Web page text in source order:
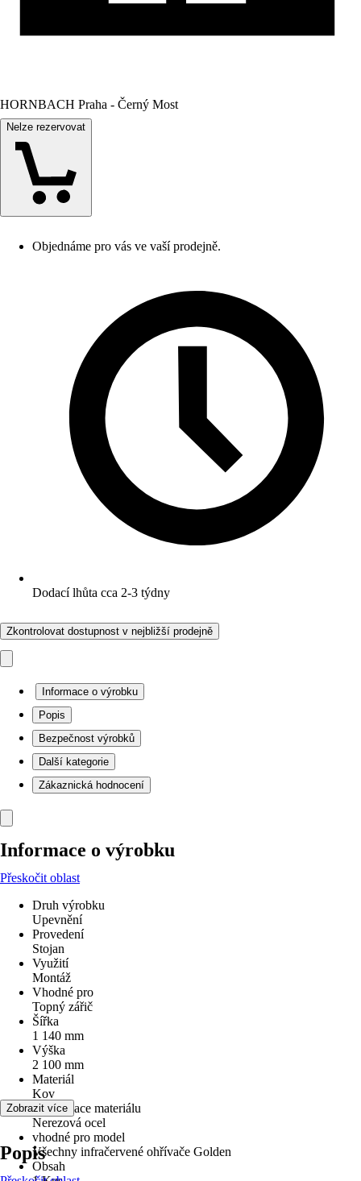
HORNBACH Praha - Černý Most
Nelze rezervovat
Objednáme pro vás ve vaší prodejně.
Dodací lhůta cca 2-3 týdny
Zkontrolovat dostupnost v nejbližší prodejně
Informace o výrobku
Popis
Bezpečnost výrobků
Další kategorie
Zákaznická hodnocení
Informace o výrobku
Přeskočit oblast
Druh výrobku
Upevnění
Provedení
Stojan
Využití
Montáž
Vhodné pro
Topný zářič
Šířka
1 140 mm
Výška
2 100 mm
Materiál
Kov
Specifikace materiálu
Nerezová ocel
vhodné pro model
Všechny infračervené ohřívače Golden
Obsah
Zobrazit více
Popis